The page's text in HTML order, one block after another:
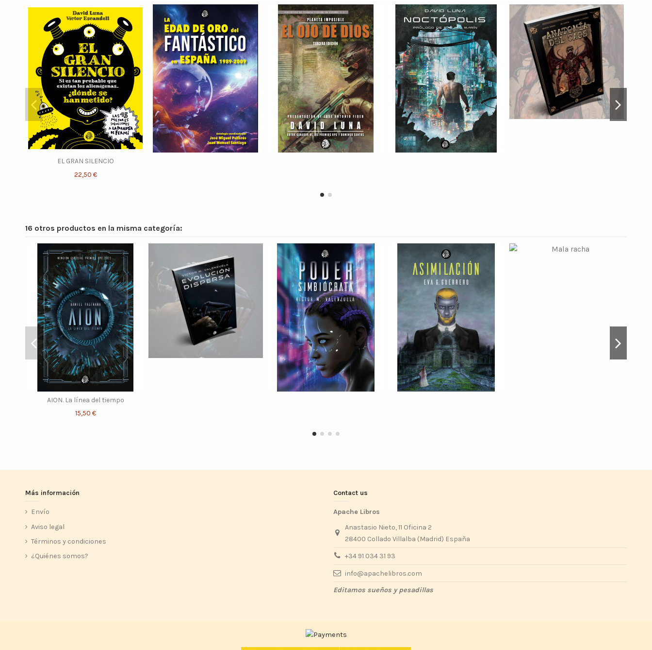
EL GRAN SILENCIO
22,50 €
16 otros productos en la misma categoría:
AION. La línea del tiempo
15,50 €
Más información
Envío
Aviso legal
Términos y condiciones
¿Quiénes somos?
Contact us
Apache Libros
Anastasio Nieto, 11 Oficina 2
28400 Collado Villalba (Madrid) España
+34 91 034 31 93
info@apachelibros.com
Editamos sueños y pesadillas